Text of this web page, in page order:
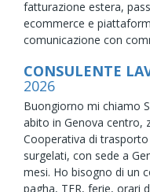
fatturazione estera,
ecommerce e
comunicazione con
CONSULENTE
2026
Buongiorno mi chiamo
abito in Genova centro,
Cooperativa di
surgelati, con sede a
mesi. Ho bisogno di un
pagha, TFR, ferie, orari